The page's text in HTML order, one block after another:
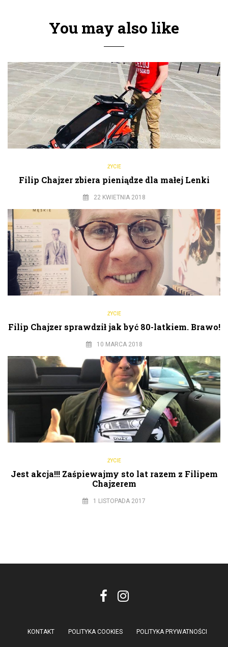
You may also like
ŻYCIE
Filip Chajzer zbiera pieniądze dla małej Lenki
22 KWIETNIA 2018
ŻYCIE
Filip Chajzer sprawdził jak być 80-latkiem. Brawo!
10 MARCA 2018
ŻYCIE
Jest akcja!!! Zaśpiewajmy sto lat razem z Filipem
Chajzerem
1 LISTOPADA 2017
KONTAKT POLITYKA COOKIES POLITYKA PRYWATNOŚCI